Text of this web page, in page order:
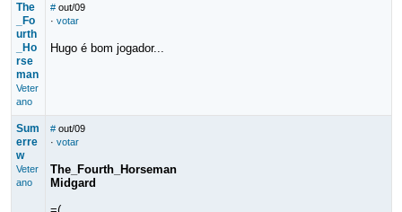
The
_Fo
urth
_Ho
rse
man
Veter
ano
# out/09
· votar
Hugo é bom jogador...
Sum
erre
w
Veter
ano
# out/09
· votar
The_Fourth_Horseman
Midgard